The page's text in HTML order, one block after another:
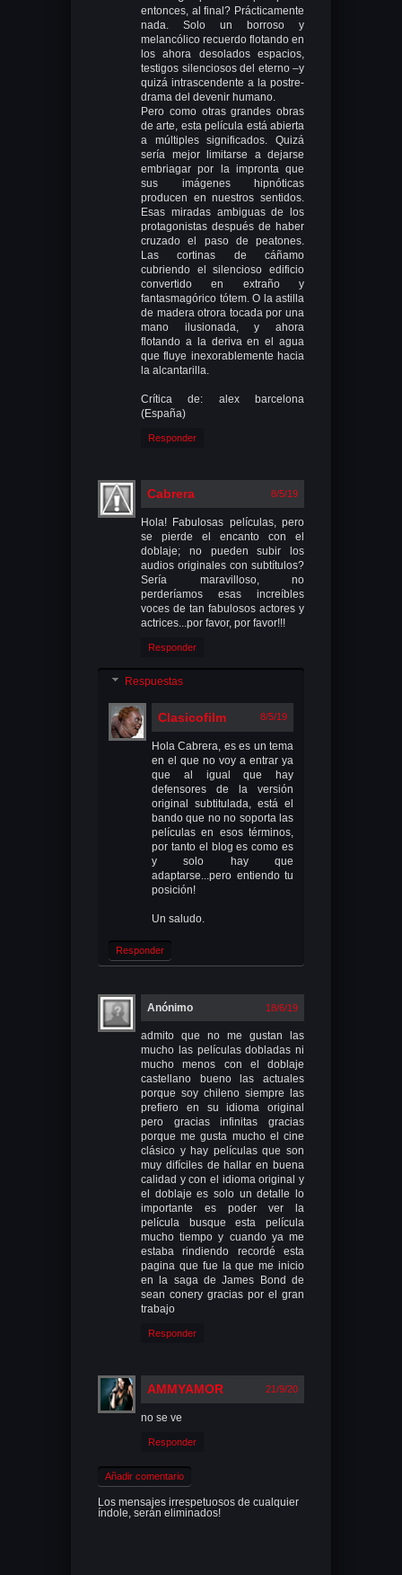
entonces, al final? Prácticamente
nada. Solo un borroso y
melancólico recuerdo flotando en
los ahora desolados espacios,
testigos silenciosos del eterno –y
quizá intrascendente a la postre-
drama del devenir humano.
Pero como otras grandes obras
de arte, esta película está abierta
a múltiples significados. Quizá
sería mejor limitarse a dejarse
embriagar por la impronta que
sus imágenes hipnóticas
producen en nuestros sentidos.
Esas miradas ambiguas de los
protagonistas después de haber
cruzado el paso de peatones.
Las cortinas de cáñamo
cubriendo el silencioso edificio
convertido en extraño y
fantasmagórico tótem. O la astilla
de madera otrora tocada por una
mano ilusionada, y ahora
flotando a la deriva en el agua
que fluye inexorablemente hacia
la alcantarilla.
Crítica de: alex barcelona
(España)
Responder
Cabrera 8/5/19
Hola! Fabulosas películas, pero
se pierde el encanto con el
doblaje; no pueden subir los
audios originales con subtítulos?
Sería maravilloso, no
perderíamos esas increíbles
voces de tan fabulosos actores y
actrices...por favor, por favor!!!
Responder
Respuestas
Clasicofilm 8/5/19
Hola Cabrera, es es un tema
en el que no voy a entrar ya
que al igual que hay
defensores de la versión
original subtitulada, está el
bando que no no soporta las
películas en esos términos,
por tanto el blog es como es
y solo hay que
adaptarse...pero entiendo tu
posición!
Un saludo.
Responder
Anónimo 18/6/19
admito que no me gustan las
mucho las películas dobladas ni
mucho menos con el doblaje
castellano bueno las actuales
porque soy chileno siempre las
prefiero en su idioma original
pero gracias infinitas gracias
porque me gusta mucho el cine
clásico y hay películas que son
muy difíciles de hallar en buena
calidad y con el idioma original y
el doblaje es solo un detalle lo
importante es poder ver la
película busque esta película
mucho tiempo y cuando ya me
estaba rindiendo recordé esta
pagina que fue la que me inicio
en la saga de James Bond de
sean conery gracias por el gran
trabajo
Responder
AMMYAMOR 21/9/20
no se ve
Responder
Añadir comentario
Los mensajes irrespetuosos de cualquier
índole, serán eliminados!